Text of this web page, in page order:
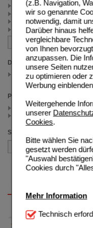
(z.B. Navigation,
wir so genannte
notwendig, damit
Darüber hinaus
vergleichbare
von Ihnen
anzupassen. Die
unsere Seiten
zu optimieren oder
Werbung
Weitergehende
unserer
Cookies.
Bitte wählen Sie
gesetzt werden
"Auswahl
Cookies durch
Mehr Information
Technisch
Technisch
Lippenpflege (1)
Ekzeme/Neurodermitis (1)
ducray15 (1)
Besonders reife Haut (1)
Darreichungsform
Augencreme
(auswahl entfernen)
Preis
< 35.00 (3)
>= 35.00 (1)
Sortieren nach